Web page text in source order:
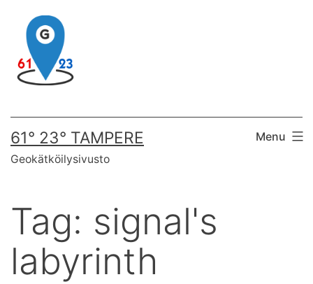
content
61° 23° TAMPERE
Geokätköilysivusto
Menu
Tag: signal's
labyrinth